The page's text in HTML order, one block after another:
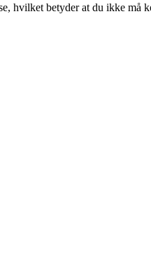
hvilket betyder at du ikke må